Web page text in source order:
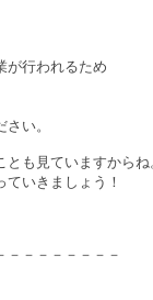
が行われるため
い。
とも見ていますからね
いきましょう！
－－－－－－－－